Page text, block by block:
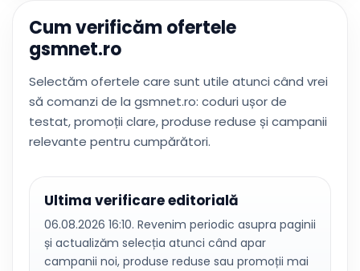
Cum verificăm ofertele
gsmnet.ro
Selectăm ofertele care sunt utile atunci când vrei
să comanzi de la gsmnet.ro: coduri ușor de
testat, promoții clare, produse reduse și campanii
relevante pentru cumpărători.
Ultima verificare editorială
06.08.2026 16:10. Revenim periodic asupra paginii
și actualizăm selecția atunci când apar
campanii noi, produse reduse sau promoții mai